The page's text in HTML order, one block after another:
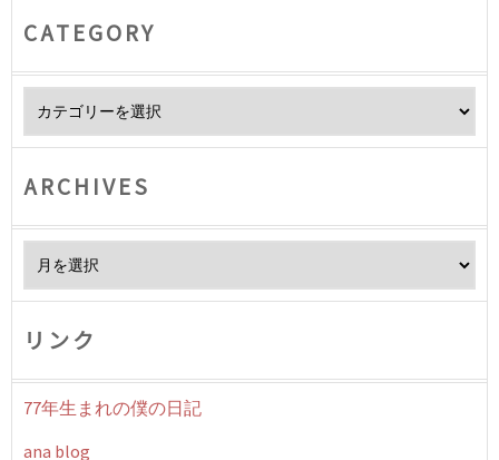
CATEGORY
ARCHIVES
リンク
77年生まれの僕の日記
ana blog